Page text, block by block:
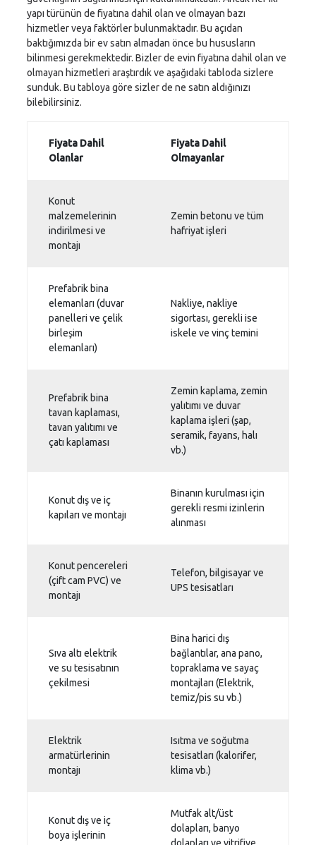
yapı türünün de fiyatına dahil olan ve olmayan bazı
hizmetler veya faktörler bulunmaktadır. Bu açıdan
baktığımızda bir ev satın almadan önce bu hususların
bilinmesi gerekmektedir. Bizler de evin fiyatına dahil olan ve
olmayan hizmetleri araştırdık ve aşağıdaki tabloda sizlere
sunduk. Bu tabloya göre sizler de ne satın aldığınızı
bilebilirsiniz.
Fiyata Dahil
Olanlar
Fiyata Dahil
Olmayanlar
Konut
malzemelerinin
indirilmesi ve
montajı
Zemin betonu ve tüm
hafriyat işleri
Prefabrik bina
elemanları (duvar
panelleri ve çelik
birleşim
elemanları)
Nakliye, nakliye
sigortası, gerekli ise
iskele ve vinç temini
Prefabrik bina
tavan kaplaması,
tavan yalıtımı ve
çatı kaplaması
Zemin kaplama, zemin
yalıtımı ve duvar
kaplama işleri (şap,
seramik, fayans, halı
vb.)
Konut dış ve iç
kapıları ve montajı
Binanın kurulması için
gerekli resmi izinlerin
alınması
Konut pencereleri
(çift cam PVC) ve
montajı
Telefon, bilgisayar ve
UPS tesisatları
Sıva altı elektrik
ve su tesisatının
çekilmesi
Bina harici dış
bağlantılar, ana pano,
topraklama ve sayaç
montajları (Elektrik,
temiz/pis su vb.)
Elektrik
armatürlerinin
montajı
Isıtma ve soğutma
tesisatları (kalorifer,
klima vb.)
Konut dış ve iç
boya işlerinin
Mutfak alt/üst
dolapları, banyo